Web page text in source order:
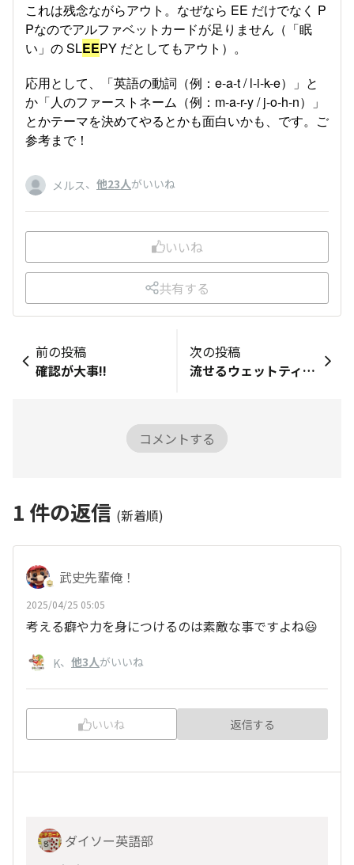
これは残念ながらアウト。なぜなら EE だけでなく P
Pなのでアルファベットカードが足りません（「眠
い」の SLEEPY だとしてもアウト）。
応用として、「英語の動詞（例：e-a-t / l-i-k-e）」と
か「人のファーストネーム（例：m-a-r-y / j-o-h-n）」
とかテーマを決めてやるとかも面白いかも、です。ご
参考まで！
メルス、 他23人がいいね
いいね
共有する
前の投稿
確認が大事!!
次の投稿
流せるウェットティッシュ
コメントする
1 件の返信 (新着順)
武史先輩俺！
2025/04/25 05:05
考える癖や力を身につけるのは素敵な事ですよね😃
K、 他3人がいいね
いいね 返信する
ダイソー英語部